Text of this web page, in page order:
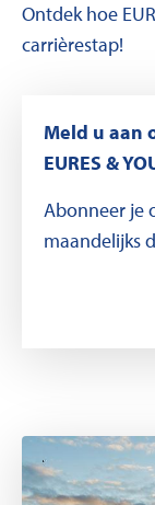
Ontdek hoe
carrièrestap!
Meld u aan
EURES &
Abonneer je
maandelijks